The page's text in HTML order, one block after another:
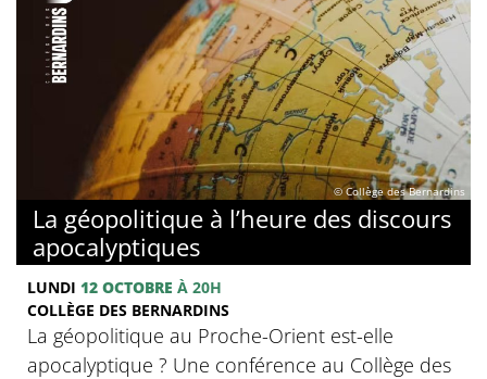
© Collège des Bernardins
La géopolitique à l’heure des discours
apocalyptiques
LUNDI 12 OCTOBRE À 20H
COLLÈGE DES BERNARDINS
La géopolitique au Proche-Orient est-elle
apocalyptique ? Une conférence au Collège des